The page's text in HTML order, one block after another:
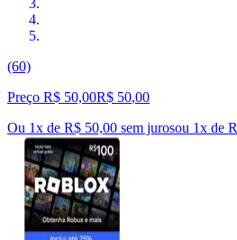
(60)
Preço R$ 50,00R$ 50,00
Ou 1x de R$ 50,00 sem jurosou 1x de